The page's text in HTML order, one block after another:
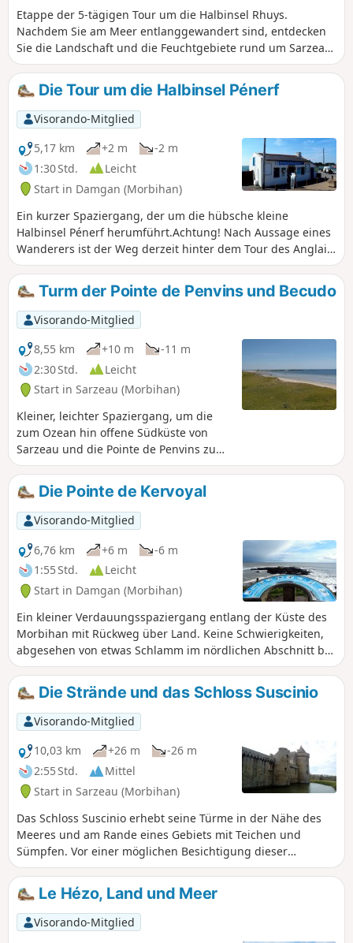
Etappe der 5-tägigen Tour um die Halbinsel Rhuys.
Nachdem Sie am Meer entlanggewandert sind, entdecken
Sie die Landschaft und die Feuchtgebiete rund um Sarzeau.
Verpassen Sie nicht einen Zwischenstopp am Château de
Suscinio, dem ehemaligen Anwesen der Herzöge der
Bretagne, das in einem Naturgebiet mit großer Artenvielfalt
liegt. Dieses Schloss ist ein absolutes Muss im Morbihan.
Die Tour um die Halbinsel Pénerf
Visorando-Mitglied
5,17 km
+2 m
-2 m
1:30 Std.
Leicht
Start in Damgan (Morbihan)
Ein kurzer Spaziergang, der um die hübsche kleine
Halbinsel Pénerf herumführt.Achtung! Nach Aussage eines
Wanderers ist der Weg derzeit hinter dem Tour des Anglais
gesperrt.(Anscheinend kann man weitergehen, indem man
nicht landeinwärts geht. Viel Spaß beim Wandern!)
Turm der Pointe de Penvins und Becudo
Visorando-Mitglied
8,55 km
+10 m
-11 m
2:30 Std.
Leicht
Start in Sarzeau (Morbihan)
Kleiner, leichter Spaziergang, um die
zum Ozean hin offene Südküste von
Sarzeau und die Pointe de Penvins zu
entdecken. Weitreichender Blick auf das
Meer, wo man die Inseln Belle-Île, Houat
und Hoedic im Osten sehen kann.
Die Pointe de Kervoyal
Visorando-Mitglied
6,76 km
+6 m
-6 m
1:55 Std.
Leicht
Start in Damgan (Morbihan)
Ein kleiner Verdauungsspaziergang entlang der Küste des
Morbihan mit Rückweg über Land. Keine Schwierigkeiten,
abgesehen von etwas Schlamm im nördlichen Abschnitt bei
feuchtem Wetter.
Die Strände und das Schloss Suscinio
Visorando-Mitglied
10,03 km
+26 m
-26 m
2:55 Std.
Mittel
Start in Sarzeau (Morbihan)
Das Schloss Suscinio erhebt seine Türme in der Nähe des
Meeres und am Rande eines Gebiets mit Teichen und
Sümpfen. Vor einer möglichen Besichtigung dieser
wunderschönen Burg bietet diese Wanderung eine Route
am Meer entlang und dann ins Landesinnere. Mehrere
Varianten sind möglich.
Le Hézo, Land und Meer
Visorando-Mitglied